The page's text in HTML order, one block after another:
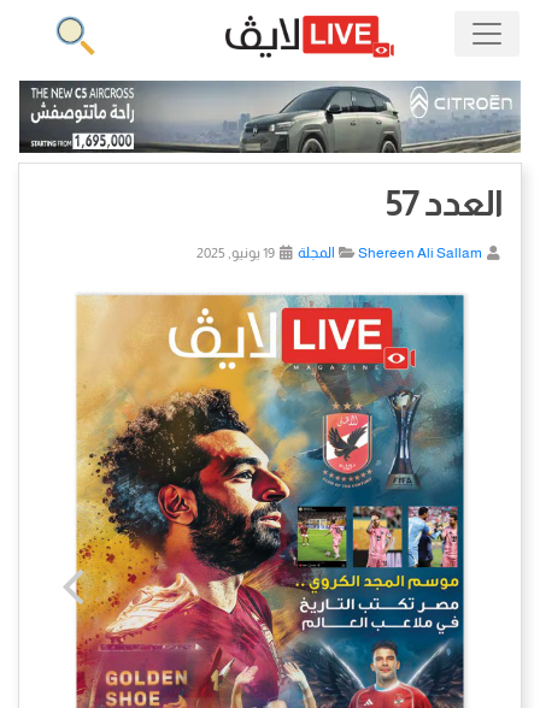
العدد 57
Shereen Ali Sallam المجلة